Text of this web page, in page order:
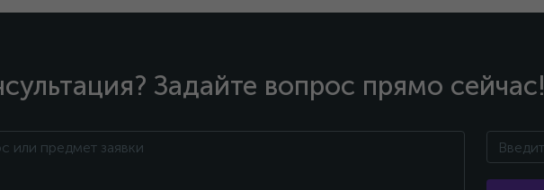
Задайте вопрос прямо сейчас!